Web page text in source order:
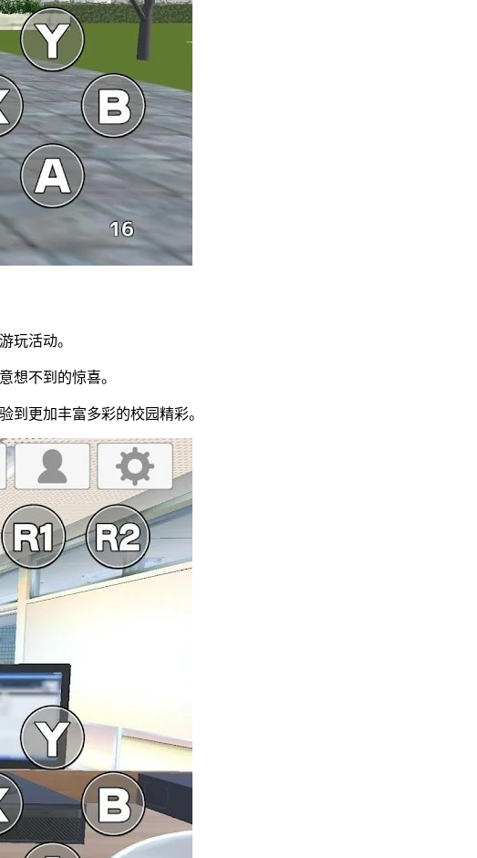
玩活动。
想不到的惊喜。
到更加丰富多彩的校园精彩。